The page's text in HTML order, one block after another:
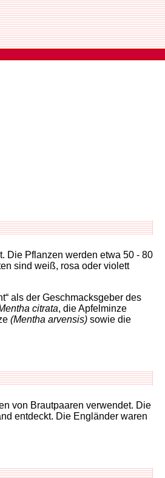
Die Pflanzen werden etwa 50 - 80
sind weiß, rosa oder violett
als der Geschmacksgeber des
citrata, die Apfelminze
(Mentha arvensis) sowie die
von Brautpaaren verwendet. Die
entdeckt. Die Engländer waren